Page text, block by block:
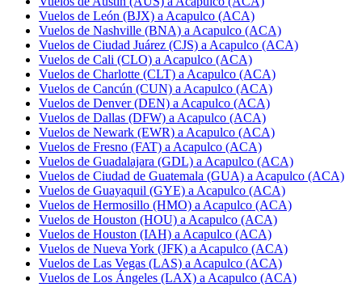
Vuelos de León (BJX) a Acapulco (ACA)
Vuelos de Nashville (BNA) a Acapulco (ACA)
Vuelos de Ciudad Juárez (CJS) a Acapulco (ACA)
Vuelos de Cali (CLO) a Acapulco (ACA)
Vuelos de Charlotte (CLT) a Acapulco (ACA)
Vuelos de Cancún (CUN) a Acapulco (ACA)
Vuelos de Denver (DEN) a Acapulco (ACA)
Vuelos de Dallas (DFW) a Acapulco (ACA)
Vuelos de Newark (EWR) a Acapulco (ACA)
Vuelos de Fresno (FAT) a Acapulco (ACA)
Vuelos de Guadalajara (GDL) a Acapulco (ACA)
Vuelos de Ciudad de Guatemala (GUA) a Acapulco (ACA)
Vuelos de Guayaquil (GYE) a Acapulco (ACA)
Vuelos de Hermosillo (HMO) a Acapulco (ACA)
Vuelos de Houston (HOU) a Acapulco (ACA)
Vuelos de Houston (IAH) a Acapulco (ACA)
Vuelos de Nueva York (JFK) a Acapulco (ACA)
Vuelos de Las Vegas (LAS) a Acapulco (ACA)
Vuelos de Los Ángeles (LAX) a Acapulco (ACA)